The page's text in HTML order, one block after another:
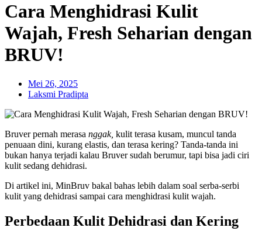
Cara Menghidrasi Kulit
Wajah, Fresh Seharian dengan
BRUV!
Mei 26, 2025
Laksmi Pradipta
Bruver pernah merasa nggak, kulit terasa kusam, muncul tanda
penuaan dini, kurang elastis, dan terasa kering? Tanda-tanda ini
bukan hanya terjadi kalau Bruver sudah berumur, tapi bisa jadi ciri
kulit sedang dehidrasi.
Di artikel ini, MinBruv bakal bahas lebih dalam soal serba-serbi
kulit yang dehidrasi sampai cara menghidrasi kulit wajah.
Perbedaan Kulit Dehidrasi dan Kering